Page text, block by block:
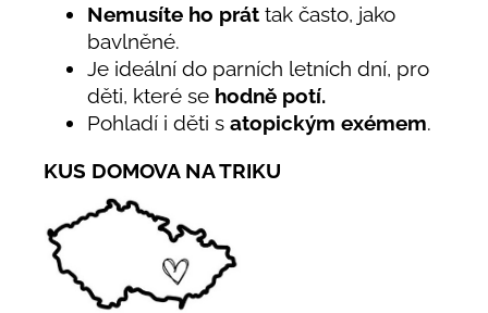
Nemusíte ho prát tak často, jako
bavlněné.
Je ideální do parních letních dní, pro
děti, které se hodně potí.
Pohladí i děti s atopickým exémem.
KUS DOMOVA NA TRIKU